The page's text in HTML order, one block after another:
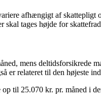
afhængigt af
skal tages højde for
mens deltidsforsikrede
er relateret til den højeste
til 25.070 kr. pr. måned i